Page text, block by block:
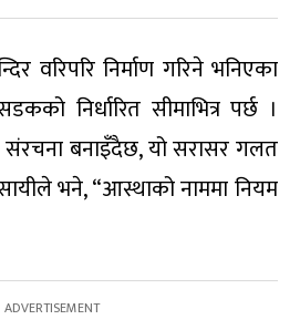
वरिपरि निर्माण गरिने भनिएका
निर्धारित सीमाभित्र पर्छ ।
बनाइँदैछ, यो सरासर गलत
भने, “आस्थाको नाममा नियम